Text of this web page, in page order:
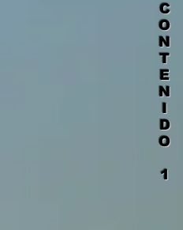
C
O
N
T
E
N
I
D
O
1